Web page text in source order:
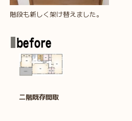
階段も新しく架け替えました。
二階既存間取